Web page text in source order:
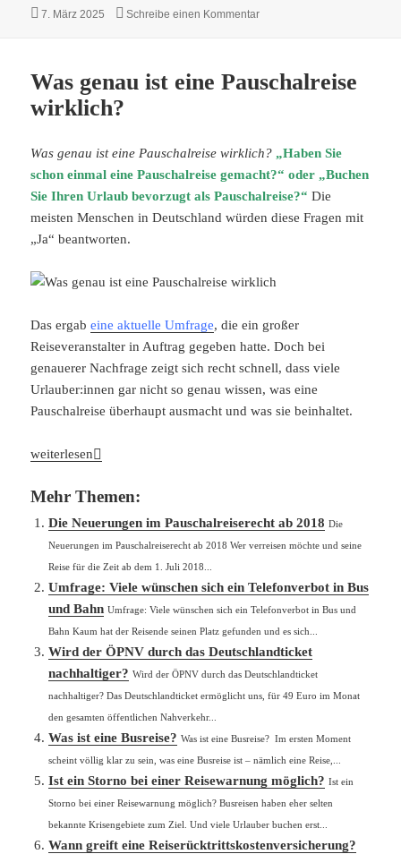
Veröffentlicht
7. März 2025 Schreibe einen Kommentarzu Was bringt es,
Was genau ist eine Pauschalreise
wirklich?
Was genau ist eine Pauschalreise wirklich? „Haben Sie
schon einmal eine Pauschalreise gemacht?“ oder „Buchen
Sie Ihren Urlaub bevorzugt als Pauschalreise?“ Die
meisten Menschen in Deutschland würden diese Fragen mit
„Ja“ beantworten.
Das ergabeine aktuelle Umfrage, die ein großer
Reiseveranstalter in Auftrag gegeben hatte. Doch bei
genauerer Nachfrage zeigt sich recht schnell, dass viele
Urlauber:innen gar nicht so genau wissen, was eine
Pauschalreise überhaupt ausmacht und was sie beinhaltet.
Was genau ist eine Pauschalreise wirklich?
weiterlesen
Mehr Themen:
Die Neuerungen im Pauschalreiserecht ab 2018 Die
Neuerungen im Pauschalreiserecht ab 2018 Wer verreisen möchte und seine
Reise für die Zeit ab dem 1. Juli 2018...
Umfrage: Viele wünschen sich ein Telefonverbot in Bus
und Bahn Umfrage: Viele wünschen sich ein Telefonverbot in Bus und
Bahn Kaum hat der Reisende seinen Platz gefunden und es sich...
Wird der ÖPNV durch das Deutschlandticket
nachhaltiger? Wird der ÖPNV durch das Deutschlandticket
nachhaltiger? Das Deutschlandticket ermöglicht uns, für 49 Euro im Monat
den gesamten öffentlichen Nahverkehr...
Was ist eine Busreise? Was ist eine Busreise? Im ersten Moment
scheint völlig klar zu sein, was eine Busreise ist – nämlich eine Reise,...
Ist ein Storno bei einer Reisewarnung möglich? Ist ein
Storno bei einer Reisewarnung möglich? Busreisen haben eher selten
bekannte Krisengebiete zum Ziel. Und viele Urlauber buchen erst...
Wann greift eine Reiserücktrittskostenversicherung?